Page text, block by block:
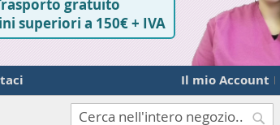
gratuito
superiori a 150€ + IVA
Il mio Account